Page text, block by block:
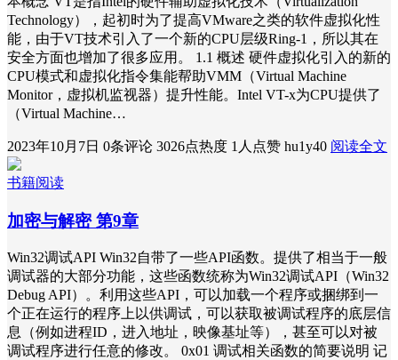
Technology），起初时为了提高VMware之类的软件虚拟化性
能，由于VT技术引入了一个新的CPU层级Ring-1，所以其在
安全方面也增加了很多应用。 1.1 概述 硬件虚拟化引入的新的
CPU模式和虚拟化指令集能帮助VMM（Virtual Machine
Monitor，虚拟机监视器）提升性能。Intel VT-x为CPU提供了
（Virtual Machine…
2023年10月7日 0条评论 3026点热度 1人点赞 hu1y40 阅读全文
书籍阅读
加密与解密 第9章
Win32调试API Win32自带了一些API函数。提供了相当于一般
调试器的大部分功能，这些函数统称为Win32调试API（Win32
Debug API）。利用这些API，可以加载一个程序或捆绑到一
个正在运行的程序上以供调试，可以获取被调试程序的底层信
息（例如进程ID，进入地址，映像基址等），甚至可以对被
调试程序进行任意的修改。 0x01 调试相关函数的简要说明 记